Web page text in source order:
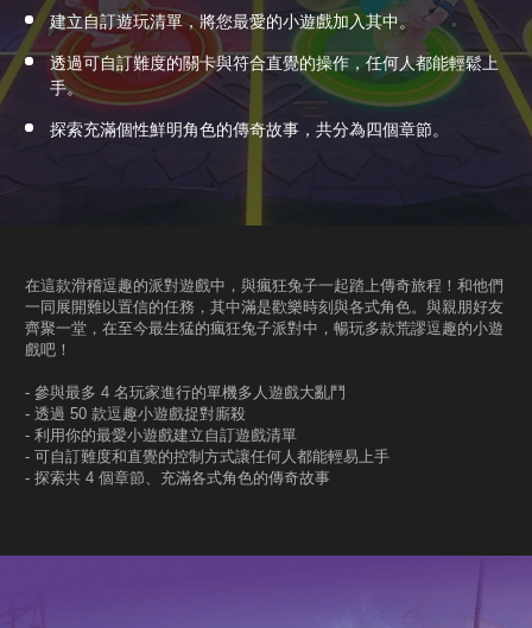
建立自訂遊玩清單，將您最愛的小遊戲加入其中。
透過可自訂難度的關卡與符合直覺的操作，任何人都能輕鬆上
手。
探索充滿個性鮮明角色的傳奇故事，共分為四個章節。
在這款滑稽逗趣的派對遊戲中，與瘋狂兔子一起踏上傳奇旅程！和他們
一同展開難以置信的任務，其中滿是歡樂時刻與各式角色。與親朋好友
齊聚一堂，在至今最生猛的瘋狂兔子派對中，暢玩多款荒謬逗趣的小遊
戲吧！
- 參與最多 4 名玩家進行的單機多人遊戲大亂鬥
- 透過 50 款逗趣小遊戲捉對廝殺
- 利用你的最愛小遊戲建立自訂遊戲清單
- 可自訂難度和直覺的控制方式讓任何人都能輕易上手
- 探索共 4 個章節、充滿各式角色的傳奇故事